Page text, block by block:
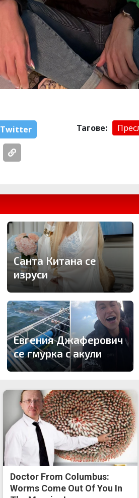
Тwitter Тагове:
Санта Китана се
изруси
Евгения Джаферович
се гмурка с акули
Doctor From Columbus:
Worms Come Out Of You In